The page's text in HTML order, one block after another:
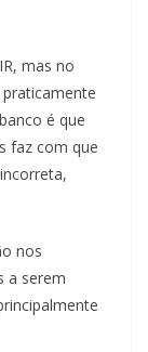
mas no
é que
faz com que
nos
a serem